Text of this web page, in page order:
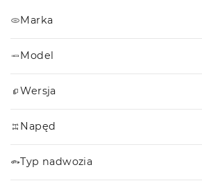
Marka
Model
Wersja
Napęd
Typ nadwozia